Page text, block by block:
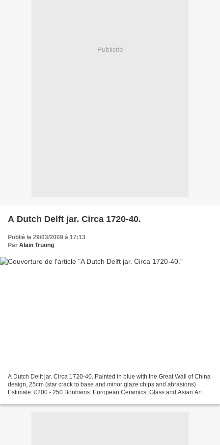
Publicité
A Dutch Delft jar. Circa 1720-40.
Publié le 29/03/2009 à 17:13
Par Alain Truong
A Dutch Delft jar. Circa 1720-40. Painted in blue with the Great Wall of China
design, 25cm (star crack to base and minor glaze chips and abrasions)
Estimate: £200 - 250 Bonhams. European Ceramics, Glass and Asian Art